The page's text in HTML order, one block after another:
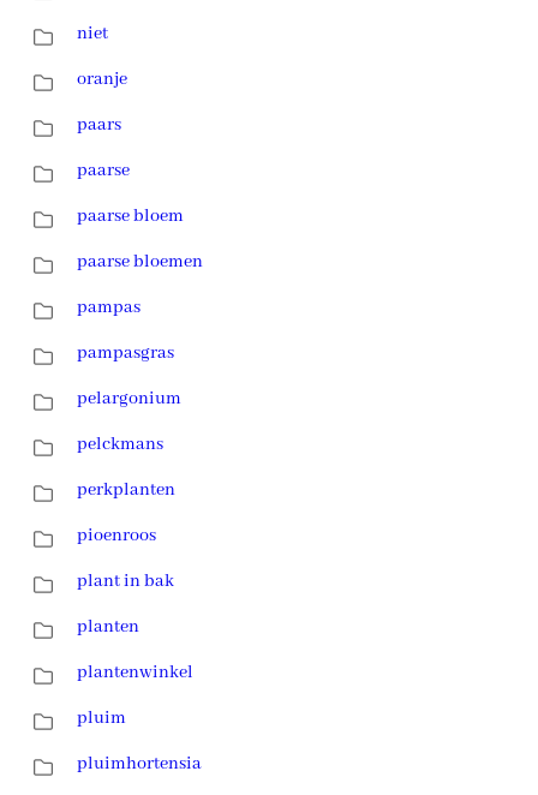
niet
oranje
paars
paarse
paarse bloem
paarse bloemen
pampas
pampasgras
pelargonium
pelckmans
perkplanten
pioenroos
plant in bak
planten
plantenwinkel
pluim
pluimhortensia